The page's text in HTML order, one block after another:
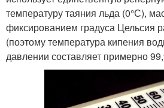
температуру таяния льда (0°С),
фиксированием градуса Цельсия
(поэтому температура кипения
давлении составляет примерно